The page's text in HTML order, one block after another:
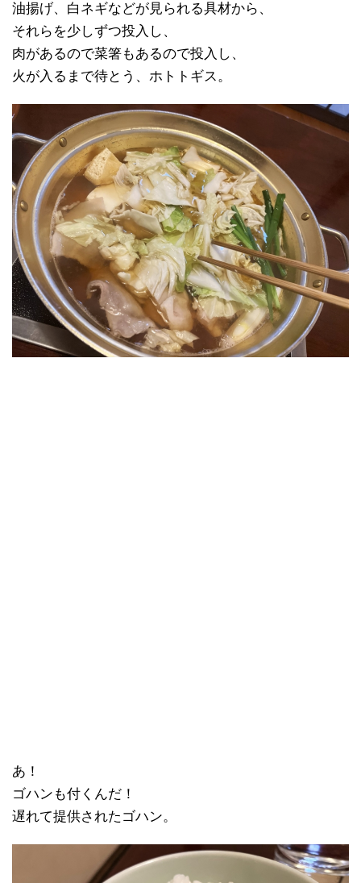
油揚げ、白ネギなどが見られる具材から、
それらを少しずつ投入し、
肉があるので菜箸もあるので投入し、
火が入るまで待とう、ホトトギス。
あ！
ゴハンも付くんだ！
遅れて提供されたゴハン。